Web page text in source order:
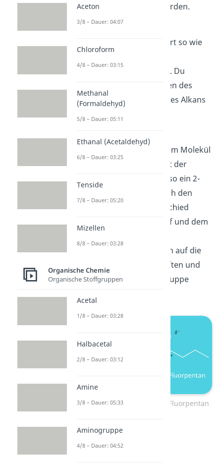
Halogenatome ersetzt werden.
Die
Halogenalkane funktioniert so wie
Cycloalkanen gelernt hast. Du
nimmst einfach den Namen des
Halogens und fügst den des Alkans
hinten an. In diesem Fall:
Bei mehreren Halogenen im Molekül
mit der
Benennung vor. Das ist also ein 2-
Chlor-1-Fluorpentan. Durch den
Elektronegativitätsunterschied
zwischen dem Kohlenstoff und dem
Dipolmoment vor, das sich auf die
physikalischen Eigenschaften und
die Reaktivität der Stoffgruppe
Bromenthan und 2-Chlor-1-Fluorpentan
Aceton
3/8 – Dauer: 04:07
Chloroform
4/8 – Dauer: 03:15
Methanal
(Formaldehyd)
5/8 – Dauer: 05:11
Ethanal (Acetaldehyd)
6/8 – Dauer: 03:25
Tenside
7/8 – Dauer: 05:20
Mizellen
8/8 – Dauer: 03:28
Organische Chemie
Organische Stoffgruppen
Acetal
1/8 – Dauer: 03:28
Halbacetal
2/8 – Dauer: 03:12
Amine
3/8 – Dauer: 05:33
Aminogruppe
4/8 – Dauer: 04:52